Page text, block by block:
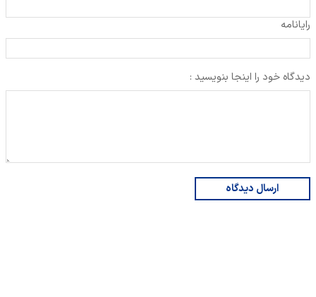
رایانامه
دیدگاه خود را اینجا بنویسید :
ارسال دیدگاه